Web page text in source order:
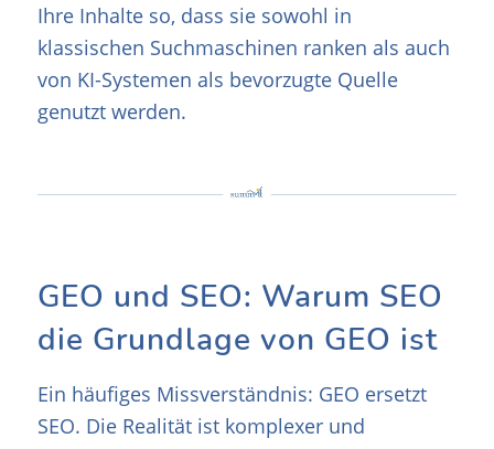
Ihre Inhalte so, dass sie sowohl in
klassischen Suchmaschinen ranken als auch
von KI-Systemen als bevorzugte Quelle
genutzt werden.
GEO und SEO: Warum SEO
die Grundlage von GEO ist
Ein häufiges Missverständnis: GEO ersetzt
SEO. Die Realität ist komplexer und